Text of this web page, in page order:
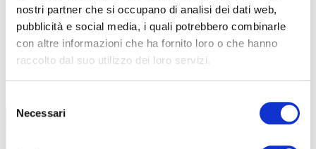
nostri partner che si occupano di analisi dei dati web,
pubblicità e social media, i quali potrebbero combinarle
con altre informazioni che ha fornito loro o che hanno
raccolto dal suo utilizzo dei loro servizi.
delNecessari
TUTTE LE CATEGORIE DEL MAGAZINE